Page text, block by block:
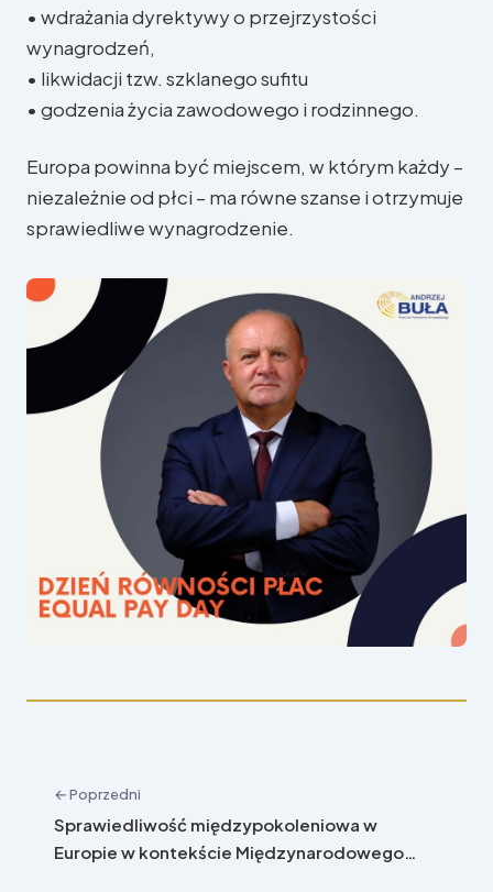
W Parlamencie Europejskim
W regionie
• wdrażania dyrektywy o przejrzystości
wynagrodzeń,
• likwidacji tzw. szklanego sufitu
• godzenia życia zawodowego i rodzinnego.
Europa powinna być miejscem, w którym każdy –
niezależnie od płci – ma równe szanse i otrzymuje
sprawiedliwe wynagrodzenie.
← Poprzedni
Sprawiedliwość międzypokoleniowa w
Europie w kontekście Międzynarodowego